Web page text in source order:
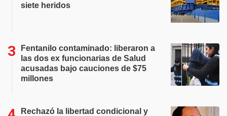
siete heridos
Fentanilo contaminado: liberaron a
las dos ex funcionarias de Salud
acusadas bajo cauciones de $75
millones
Rechazó la libertad condicional y